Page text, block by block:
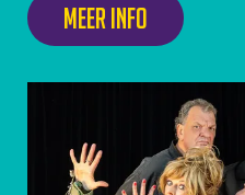
Meer info